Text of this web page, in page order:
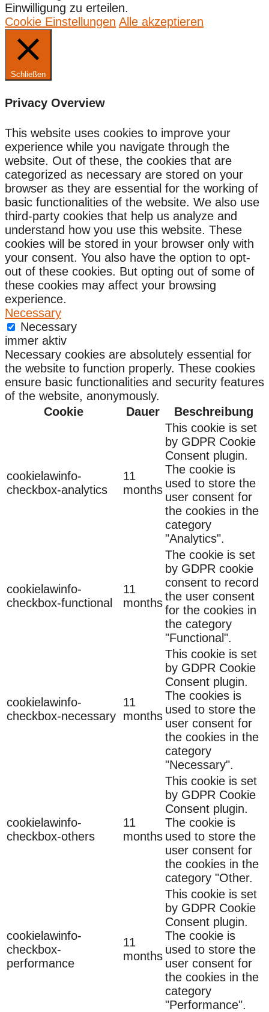
Einwilligung zu erteilen.
Cookie Einstellungen Alle akzeptieren
Schließen
Privacy Overview
This website uses cookies to improve your
experience while you navigate through the
website. Out of these, the cookies that are
categorized as necessary are stored on your
browser as they are essential for the working of
basic functionalities of the website. We also use
third-party cookies that help us analyze and
understand how you use this website. These
cookies will be stored in your browser only with
your consent. You also have the option to opt-
out of these cookies. But opting out of some of
these cookies may affect your browsing
experience.
Necessary
Necessary
immer aktiv
Necessary cookies are absolutely essential for
the website to function properly. These cookies
ensure basic functionalities and security features
of the website, anonymously.
Cookie
Dauer Beschreibung
cookielawinfo-
checkbox-analytics
11
months
This cookie is set
by GDPR Cookie
Consent plugin.
The cookie is
used to store the
user consent for
the cookies in the
category
"Analytics".
cookielawinfo-
checkbox-functional
11
months
The cookie is set
by GDPR cookie
consent to record
the user consent
for the cookies in
the category
"Functional".
cookielawinfo-
checkbox-necessary
11
months
This cookie is set
by GDPR Cookie
Consent plugin.
The cookies is
used to store the
user consent for
the cookies in the
category
"Necessary".
cookielawinfo-
checkbox-others
11
months
This cookie is set
by GDPR Cookie
Consent plugin.
The cookie is
used to store the
user consent for
the cookies in the
category "Other.
cookielawinfo-
checkbox-
performance
11
months
This cookie is set
by GDPR Cookie
Consent plugin.
The cookie is
used to store the
user consent for
the cookies in the
category
"Performance".